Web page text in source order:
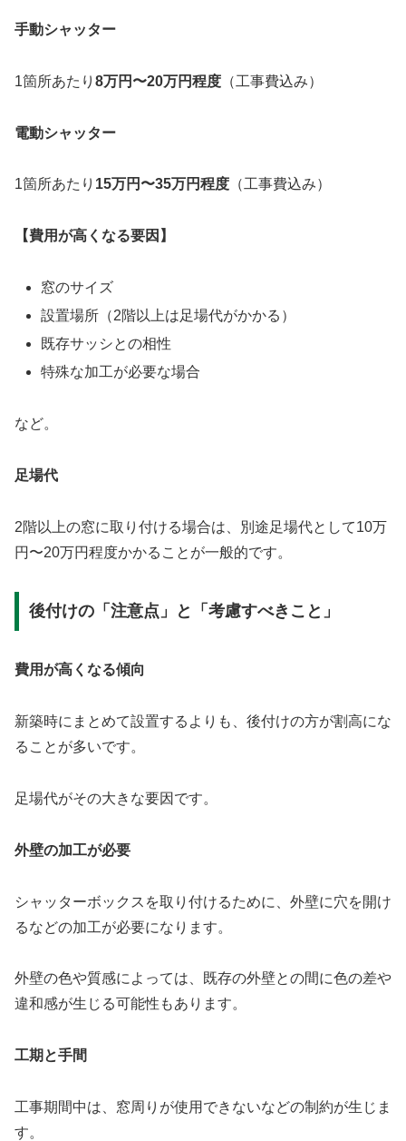
手動シャッター
1箇所あたり 8万円〜20万円程度 （工事費込み）
電動シャッター
1箇所あたり 15万円〜35万円程度 （工事費込み）
【費用が高くなる要因】
窓のサイズ
設置場所（2階以上は足場代がかかる）
既存サッシとの相性
特殊な加工が必要な場合
など。
足場代
2階以上の窓に取り付ける場合は、別途足場代として10万
円〜20万円程度かかることが一般的です。
後付けの「注意点」と「考慮すべきこと」
費用が高くなる傾向
新築時にまとめて設置するよりも、後付けの方が割高にな
ることが多いです。
足場代がその大きな要因です。
外壁の加工が必要
シャッターボックスを取り付けるために、外壁に穴を開け
るなどの加工が必要になります。
外壁の色や質感によっては、既存の外壁との間に色の差や
違和感が生じる可能性もあります。
工期と手間
工事期間中は、窓周りが使用できないなどの制約が生じま
す。